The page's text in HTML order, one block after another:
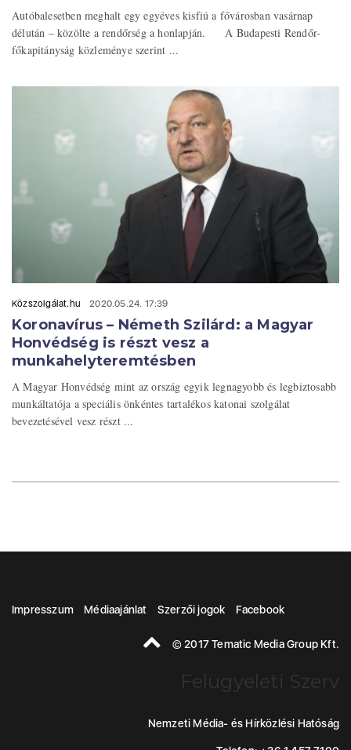
Autóbalesetben meghalt egy egyéves kisfiú a fővárosban vasárnap
délután – közölte a rendőrség a honlapján. A Budapesti Rendőr-
főkapitányság közleménye szerint ...
Közszolgálat.hu 2020.05.24. 17:39
Koronavírus – Németh Szilárd: a Magyar
Honvédség is részt vesz a
munkahelyteremtésben
A Magyar Honvédség mint az ország egyik legnagyobb és legbiztosabb
munkáltatója a speciális önkéntes tartalékos katonai szolgálat
bevezetésével vesz részt ...
Impresszum Médiaajánlat Szerzői jogok Facebook
© 2017 Tematic Media Group Kft.
Felügyeleti Szerv
Nemzeti Média- és Hírközlési Hatóság